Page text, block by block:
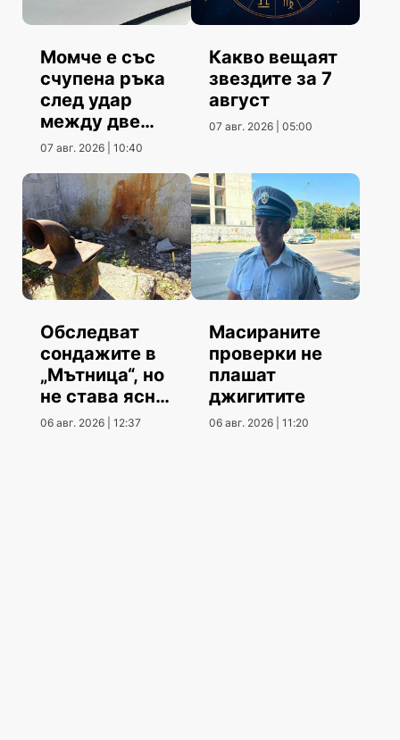
Момче е със
счупена ръка
след удар
между две
коли
07 авг. 2026 | 10:40
Какво вещаят
звездите за 7
август
07 авг. 2026 | 05:00
Обследват
сондажите в
„Мътница“, но
не става ясно
кога
06 авг. 2026 | 12:37
Масираните
проверки не
плашат
джигитите
06 авг. 2026 | 11:20